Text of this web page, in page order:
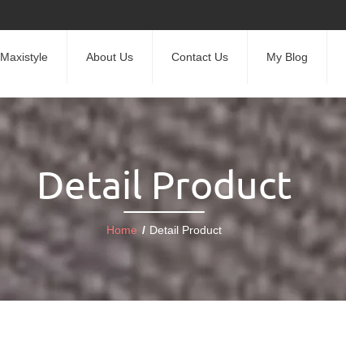
Maxistyle About Us Contact Us My Blog
Detail Product
Home / Detail Product